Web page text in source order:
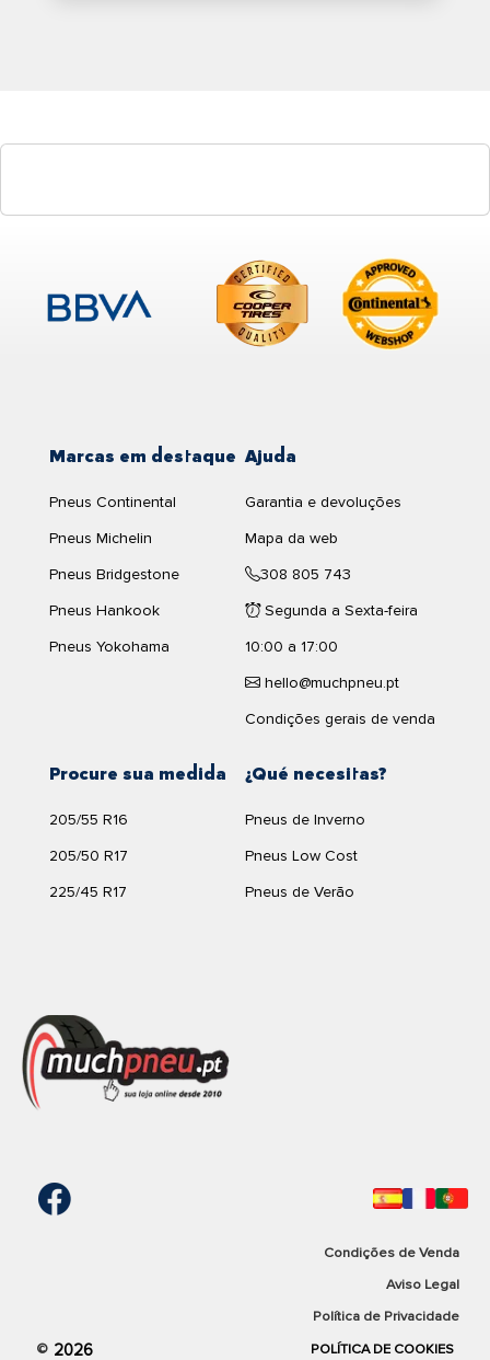
Marcas em destaque
Pneus Continental
Pneus Michelin
Pneus Bridgestone
Pneus Hankook
Pneus Yokohama
¿Qué necesitas?
Pneus de Inverno
Pneus Low Cost
Pneus de Verão
Procure sua medida
205/55 R16
205/50 R17
225/45 R17
Ajuda
Garantia e devoluções
Mapa da web
308 805 743
Segunda a Sexta-feira
10:00 a 17:00
hello@muchpneu.pt
Condições gerais de venda
Condições de Venda
Aviso Legal
Política de Privacidade
© 2026 POLÍTICA DE COOKIES